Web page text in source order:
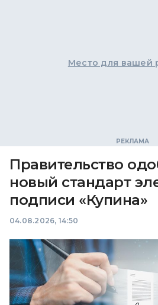
Место для вашей
Правительство
новый стандарт
подписи «Купина»
04.08.2026, 14:50